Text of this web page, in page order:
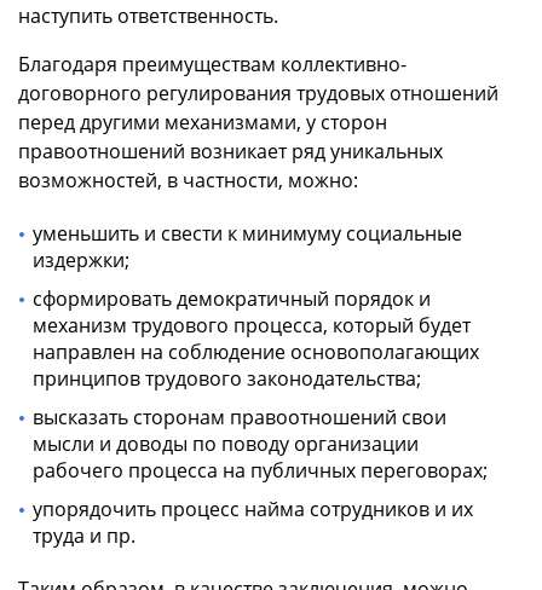
наступить ответственность.
Благодаря преимуществам коллективно-
договорного регулирования трудовых отношений
перед другими механизмами, у сторон
правоотношений возникает ряд уникальных
возможностей, в частности, можно:
уменьшить и свести к минимуму социальные
издержки;
сформировать демократичный порядок и
механизм трудового процесса, который будет
направлен на соблюдение основополагающих
принципов трудового законодательства;
высказать сторонам правоотношений свои
мысли и доводы по поводу организации
рабочего процесса на публичных переговорах;
упорядочить процесс найма сотрудников и их
труда и пр.